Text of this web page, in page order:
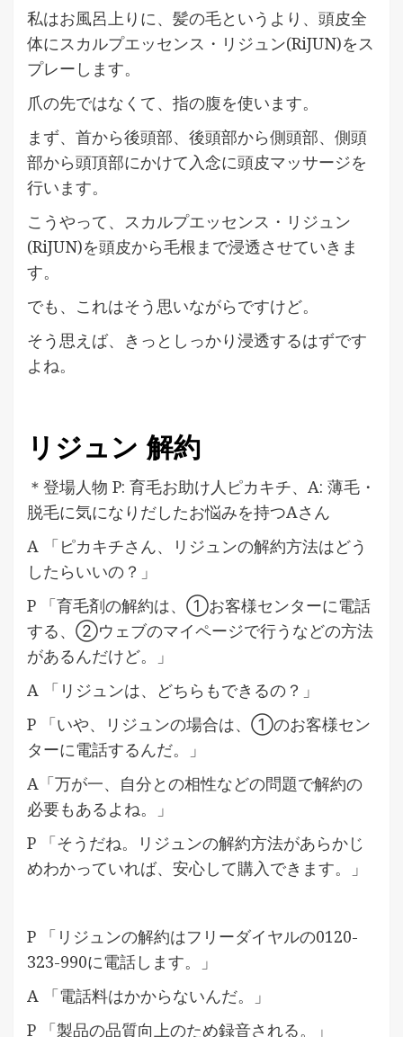
私はお風呂上りに、髪の毛というより、頭皮全
体にスカルプエッセンス・リジュン(RiJUN)をス
プレーします。
爪の先ではなくて、指の腹を使います。
まず、首から後頭部、後頭部から側頭部、側頭
部から頭頂部にかけて入念に頭皮マッサージを
行います。
こうやって、スカルプエッセンス・リジュン
(RiJUN)を頭皮から毛根まで浸透させていきま
す。
でも、これはそう思いながらですけど。
そう思えば、きっとしっかり浸透するはずです
よね。
リジュン 解約
＊登場人物 P: 育毛お助け人ピカキチ、A: 薄毛・
脱毛に気になりだしたお悩みを持つAさん
A 「ピカキチさん、リジュンの解約方法はどう
したらいいの？」
P 「育毛剤の解約は、①お客様センターに電話
する、②ウェブのマイページで行うなどの方法
があるんだけど。」
A 「リジュンは、どちらもできるの？」
P 「いや、リジュンの場合は、①のお客様セン
ターに電話するんだ。」
A「万が一、自分との相性などの問題で解約の
必要もあるよね。」
P 「そうだね。リジュンの解約方法があらかじ
めわかっていれば、安心して購入できます。」
P 「リジュンの解約はフリーダイヤルの0120-
323-990に電話します。」
A 「電話料はかからないんだ。」
P 「製品の品質向上のため録音される。」